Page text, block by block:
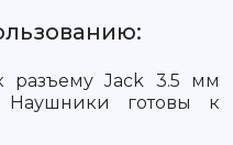
разъему Jack 3.5 мм
Наушники готовы к